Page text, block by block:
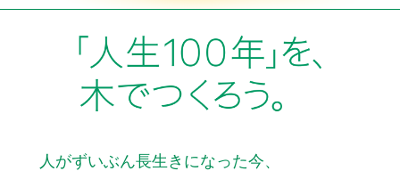
人がずいぶん長生きになった今、